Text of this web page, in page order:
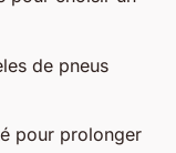
de pneus
pour prolonger